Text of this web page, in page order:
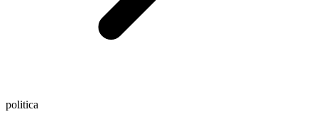
politica